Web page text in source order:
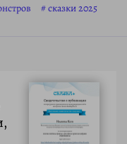
сказки 2025